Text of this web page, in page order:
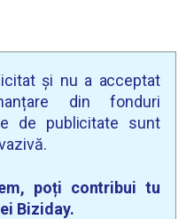
și nu a acceptat
din fonduri
de publicitate sunt
poți contribui tu
Biziday.